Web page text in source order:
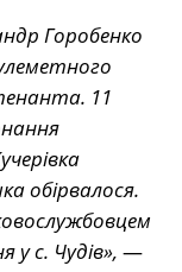
Горобенко
11
обірвалося.
у с. Чудів», —